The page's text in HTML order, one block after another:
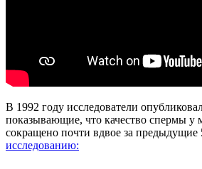
В 1992 году исследователи
показывающие, что качество спермы
сокращено почти вдвое за предыдущие
исследованию: